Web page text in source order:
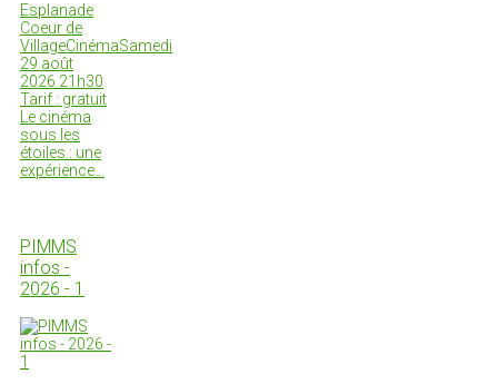
Esplanade
Coeur de
VillageCinémaSamedi
29 août
2026 21h30
Tarif : gratuit
Le cinéma
sous les
étoiles : une
expérience…
PIMMS
infos -
2026 - 1